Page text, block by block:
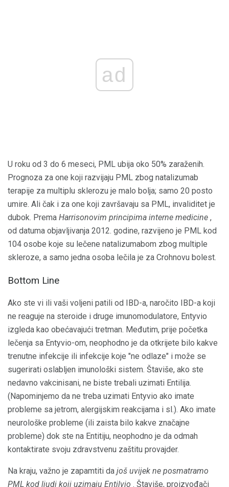
ad
U roku od 3 do 6 meseci, PML ubija oko 50% zaraženih.
Prognoza za one koji razvijaju PML zbog natalizumab
terapije za multiplu sklerozu je malo bolja; samo 20 posto
umire. Ali čak i za one koji završavaju sa PML, invaliditet je
dubok. Prema Harrisonovim principima interne medicine ,
od datuma objavljivanja 2012. godine, razvijeno je PML kod
104 osobe koje su lečene natalizumabom zbog multiple
skleroze, a samo jedna osoba lečila je za Crohnovu bolest.
Bottom Line
Ako ste vi ili vaši voljeni patili od IBD-a, naročito IBD-a koji
ne reaguje na steroide i druge imunomodulatore, Entyvio
izgleda kao obećavajući tretman. Međutim, prije početka
lečenja sa Entyvio-om, neophodno je da otkrijete bilo kakve
trenutne infekcije ili infekcije koje "ne odlaze" i može se
sugerirati oslabljen imunološki sistem. Štaviše, ako ste
nedavno vakcinisani, ne biste trebali uzimati Entilija.
(Napominjemo da ne treba uzimati Entyvio ako imate
probleme sa jetrom, alergijskim reakcijama i sl.). Ako imate
neurološke probleme (ili zaista bilo kakve značajne
probleme) dok ste na Entitiju, neophodno je da odmah
kontaktirate svoju zdravstvenu zaštitu provajder.
Na kraju, važno je zapamtiti da još uvijek ne posmatramo
PML kod ljudi koji uzimaju Entilvio . Štaviše, proizvođači